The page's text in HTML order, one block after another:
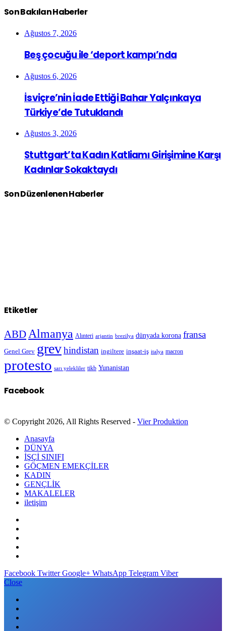
Son Bakılan Haberler
Ağustos 7, 2026
Beş çocuğu ile ‘deport kampı’nda
Ağustos 6, 2026
İsviçre’nin İade Ettiği Bahar Yalçınkaya
Türkiye’de Tutuklandı
Ağustos 3, 2026
Stuttgart’ta Kadın Katliamı Girişimine Karşı
Kadınlar Sokaktaydı
Son Düzenlenen Haberler
Etiketler
ABD Almanya Alınteri arjantin brezilya dünyada korona fransa
Genel Grev grevhindistan ingiltere inşaat-iş italya macron
protesto sarı yelekliler tikb Yunanistan
Facebook
© Copyright 2026, All Rights Reserved - Vier Produktion
Anasayfa
DÜNYA
İŞÇİ SINIFI
GÖÇMEN EMEKÇİLER
KADIN
GENÇLİK
MAKALELER
iletişim
Facebook Twitter Google+ WhatsApp Telegram Viber
Close